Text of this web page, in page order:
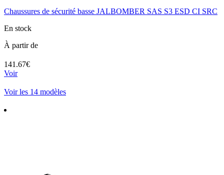
Chaussures de sécurité basse JALBOMBER SAS S3 ESD CI SRC
En stock
À partir de
141.67€
Voir
Voir les 14 modèles